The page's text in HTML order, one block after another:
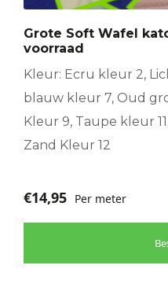
Grote Soft Wafel
voorraad
Kleur: Ecru kleur 2,
blauw kleur 7, Oud
Kleur 9, Taupe kleur
Zand Kleur 12
€14,95 Per meter
kan
gekozen
worden
op
productpagina